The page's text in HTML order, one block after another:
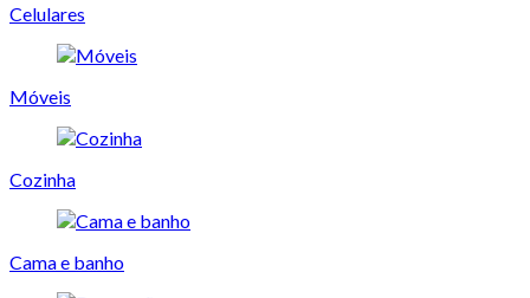
Celulares
Móveis
Cozinha
Cama e banho